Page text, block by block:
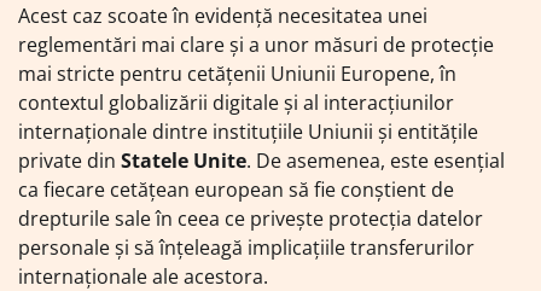
Acest caz scoate în evidență necesitatea unei
reglementări mai clare și a unor măsuri de protecție
mai stricte pentru cetățenii Uniunii Europene, în
contextul globalizării digitale și al interacțiunilor
internaționale dintre instituțiile Uniunii și entitățile
private din Statele Unite. De asemenea, este esențial
ca fiecare cetățean european să fie conștient de
drepturile sale în ceea ce privește protecția datelor
personale și să înțeleagă implicațiile transferurilor
internaționale ale acestora.